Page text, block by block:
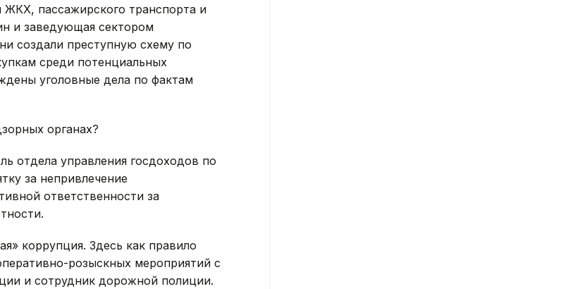
пассажирского транспорта и
и заведующая сектором
создали преступную схему по
среди потенциальных
уголовные дела по фактам
органах?
отдела управления госдоходов по
за непривлечение
ответственности за
коррупция. Здесь как правило
розыскных мероприятий с
и сотрудник дорожной полиции.